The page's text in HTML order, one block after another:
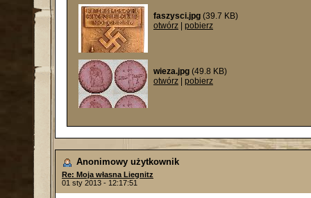
faszysci.jpg (39.7 KB)
otwórz
pobierz
wieza.jpg (49.8 KB)
otwórz
pobierz
Anonimowy użytkownik
Re: Moja własna Liegnitz
01 sty 2013 - 12:17:51